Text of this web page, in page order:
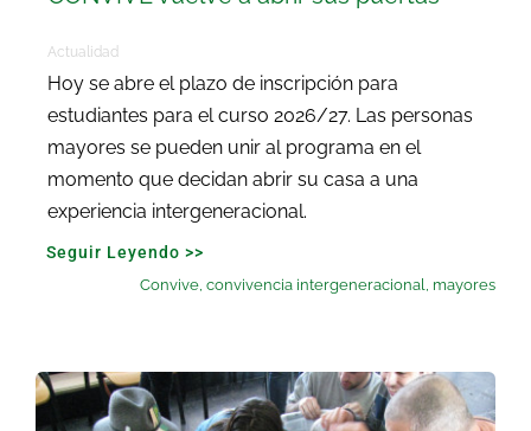
Actualidad
Hoy se abre el plazo de inscripción para
estudiantes para el curso 2026/27. Las personas
mayores se pueden unir al programa en el
momento que decidan abrir su casa a una
experiencia intergeneracional.
Seguir Leyendo >>
Convive,convivencia intergeneracional, mayores